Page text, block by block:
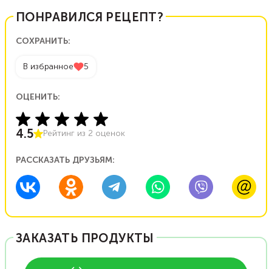
ПОНРАВИЛСЯ РЕЦЕПТ?
СОХРАНИТЬ:
В избранное 5
ОЦЕНИТЬ:
4.5 Рейтинг из 2 оценок
РАССКАЗАТЬ ДРУЗЬЯМ:
ЗАКАЗАТЬ ПРОДУКТЫ